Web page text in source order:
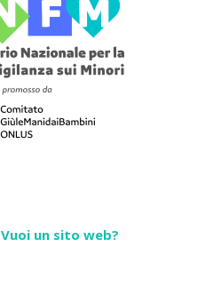
Vuoi un sito web?